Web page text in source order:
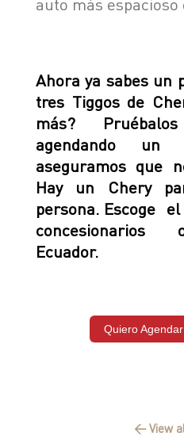
Ahora ya sabes un
tres Tiggos de
más?
agendando
aseguramos que
Hay un Chery
persona. Escoge
concesionarios
Ecuador.
Quiero
← View